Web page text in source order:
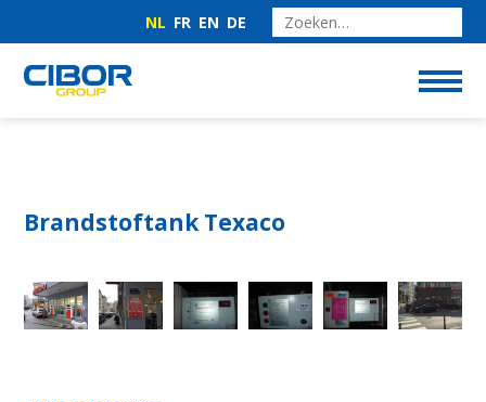
NL FR EN DE
Brandstoftank Texaco